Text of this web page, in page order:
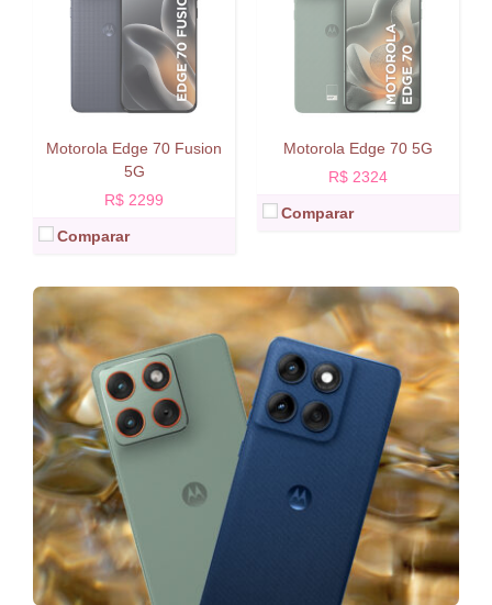
Motorola Edge 70 Fusion
5G
R$ 2299
Comparar
Motorola Edge 70 5G
R$ 2324
Comparar